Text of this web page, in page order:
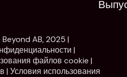
AB, 2025 |
|
файлов cookie |
| Условия использования